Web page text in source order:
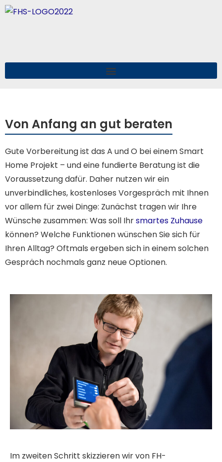
Von Anfang an gut beraten
Gute Vorbereitung ist das A und O bei einem Smart
Home Projekt – und eine fundierte Beratung ist die
Voraussetzung dafür. Daher nutzen wir ein
unverbindliches, kostenloses Vorgespräch mit Ihnen
vor allem für zwei Dinge: Zunächst tragen wir Ihre
Wünsche zusammen: Was soll Ihrsmartes Zuhause
können? Welche Funktionen wünschen Sie sich für
Ihren Alltag? Oftmals ergeben sich in einem solchen
Gespräch nochmals ganz neue Optionen.
Im zweiten Schritt skizzieren wir von FH-